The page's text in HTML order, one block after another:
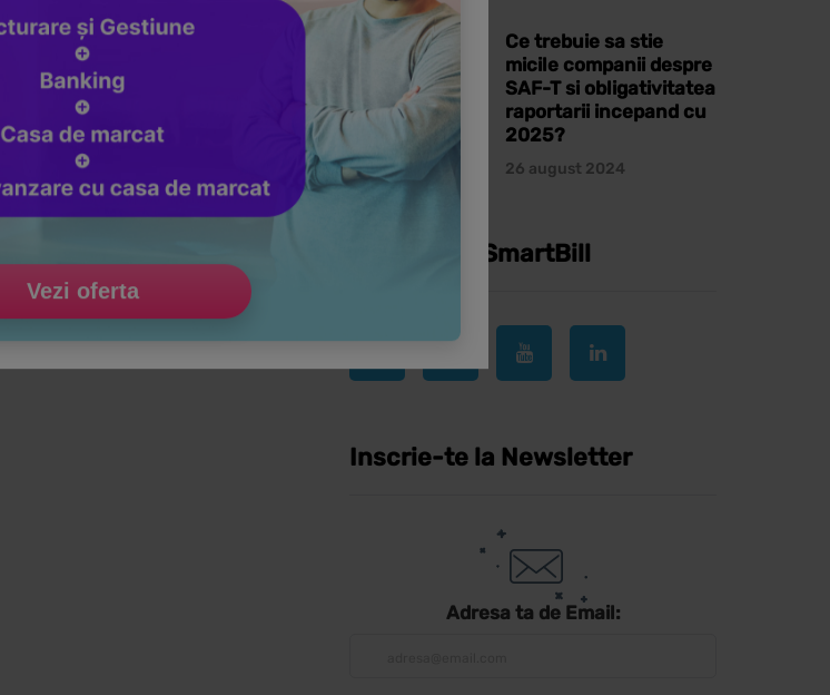
Ce trebuie sa stie
micile companii despre
SAF-T si obligativitatea
raportarii incepand cu
2025?
26 august 2024
Urmareste SmartBill
Inscrie-te la Newsletter
Adresa ta de Email:
Vezi oferta